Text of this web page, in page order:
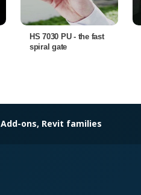
HS 7030 PU - the fast
spiral gate
ons, Revit families